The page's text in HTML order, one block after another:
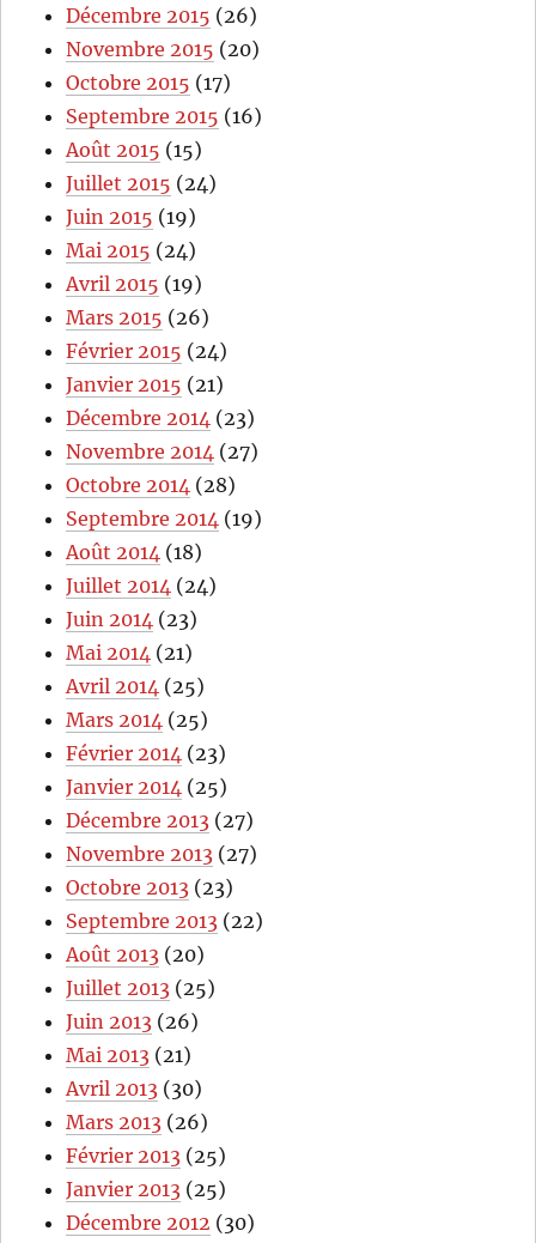
Décembre 2015 (26)
Novembre 2015 (20)
Octobre 2015 (17)
Septembre 2015 (16)
Août 2015 (15)
Juillet 2015 (24)
Juin 2015 (19)
Mai 2015 (24)
Avril 2015 (19)
Mars 2015 (26)
Février 2015 (24)
Janvier 2015 (21)
Décembre 2014 (23)
Novembre 2014 (27)
Octobre 2014 (28)
Septembre 2014 (19)
Août 2014 (18)
Juillet 2014 (24)
Juin 2014 (23)
Mai 2014 (21)
Avril 2014 (25)
Mars 2014 (25)
Février 2014 (23)
Janvier 2014 (25)
Décembre 2013 (27)
Novembre 2013 (27)
Octobre 2013 (23)
Septembre 2013 (22)
Août 2013 (20)
Juillet 2013 (25)
Juin 2013 (26)
Mai 2013 (21)
Avril 2013 (30)
Mars 2013 (26)
Février 2013 (25)
Janvier 2013 (25)
Décembre 2012 (30)